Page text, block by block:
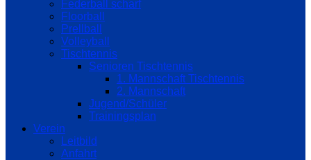
Federball scharf
Floorball
Prellball
Volleyball
Tischtennis
Senioren Tischtennis
1. Mannschaft Tischtennis
2. Mannschaft
Jugend/Schüler
Trainingsplan
Verein
Leitbild
Anfahrt